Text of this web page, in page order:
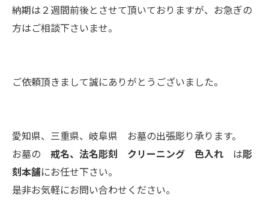
納期は２週間前後とさせて頂いておりますが、お急ぎの
方はご相談下さいませ。
ご依頼頂きまして誠にありがとうございました。
愛知県、三重県、岐阜県 お墓の出張彫り承ります。
お墓の 戒名、法名彫刻 クリーニング 色入れ は彫
刻本舗にお任せ下さい。
是非お気軽にお問い合わせください。